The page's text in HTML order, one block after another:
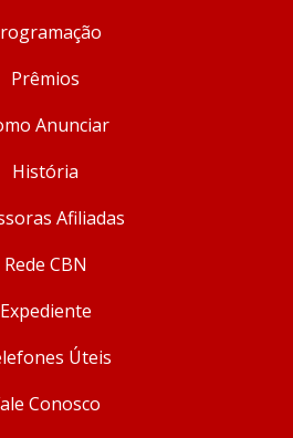
Prêmios
Anunciar
História
Afiliadas
Rede CBN
Expediente
Úteis
Conosco